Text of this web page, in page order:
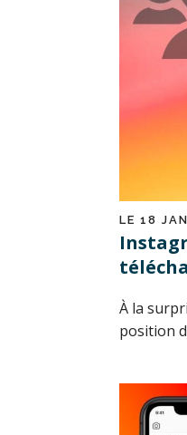
LE 18
À la
position